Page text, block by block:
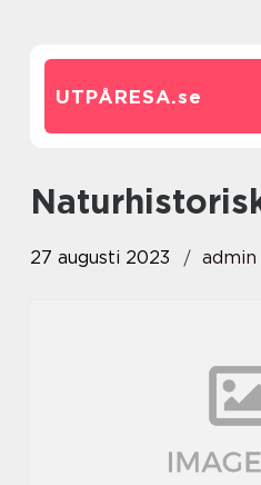
UTPÅRESA.se
27 augusti 2023 admin